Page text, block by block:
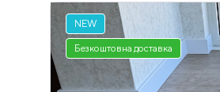
NEW
Безкоштовна доставка